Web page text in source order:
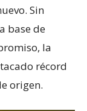
Sin
base de
la
récord
origen.